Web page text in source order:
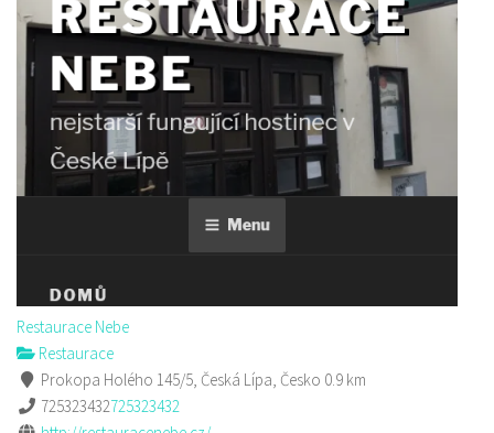
Restaurace Nebe
Restaurace
Prokopa Holého 145/5, Česká Lípa, Česko 0.9 km
725323432725323432